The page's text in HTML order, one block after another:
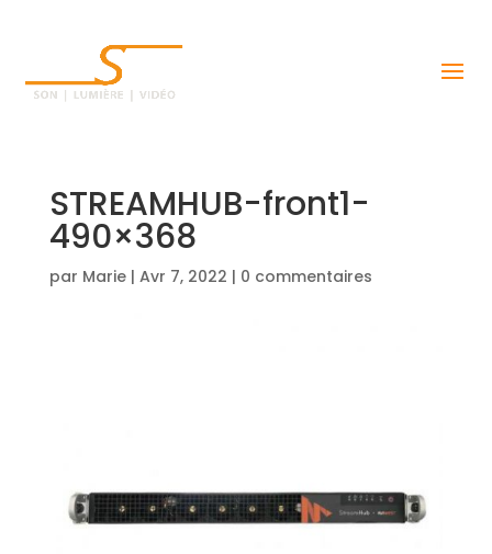
STREAMHUB-front1-
490×368
par Marie| Avr 7, 2022 | 0 commentaires